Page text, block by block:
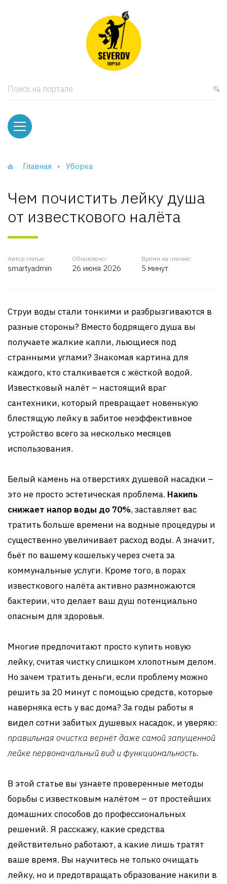
Поиск на портале
Главная Уборка
Чем почистить лейку душа
от известкового налёта
Автор статьи:
smartyadmin
Обновлено:
26 июня 2026
Время на чтение:
5 минут
Струи воды стали тонкими и разбрызгиваются в
разные стороны? Вместо бодрящего душа вы
получаете жалкие капли, льющиеся под
странными углами? Знакомая картина для
каждого, кто сталкивается с жёсткой водой.
Известковый налёт – настоящий враг
сантехники, который превращает новенькую
блестящую лейку в забитое неэффективное
устройство всего за несколько месяцев
использования.
Белый камень на отверстиях душевой насадки –
это не просто эстетическая проблема. Накипь
снижает напор воды до 70%, заставляет вас
тратить больше времени на водные процедуры и
существенно увеличивает расход воды. А значит,
бьёт по вашему кошельку через счета за
коммунальные услуги. Кроме того, в порах
известкового налёта активно размножаются
бактерии, что делает ваш душ потенциально
опасным для здоровья.
Многие предпочитают просто купить новую
лейку, считая чистку слишком хлопотным делом.
Но зачем тратить деньги, если проблему можно
решить за 20 минут с помощью средств, которые
наверняка есть у вас дома? За годы работы я
видел сотни забитых душевых насадок, и уверяю:
правильная очистка вернёт даже самой запущенной
лейке первоначальный вид и функциональность.
В этой статье вы узнаете проверенные методы
борьбы с известковым налётом – от простейших
домашних способов до профессиональных
решений. Я расскажу, какие средства
действительно работают, а какие лишь тратят
ваше время. Вы научитесь не только очищать
лейку, но и предотвращать образование накипи в
и тумбы